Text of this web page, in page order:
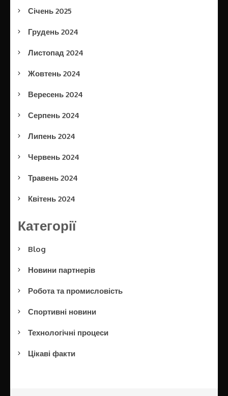
Січень 2025
Грудень 2024
Листопад 2024
Жовтень 2024
Вересень 2024
Серпень 2024
Липень 2024
Червень 2024
Травень 2024
Квітень 2024
Категорії
Blog
Новини партнерів
Робота та промисловість
Спортивні новини
Технологічні процеси
Цікаві факти